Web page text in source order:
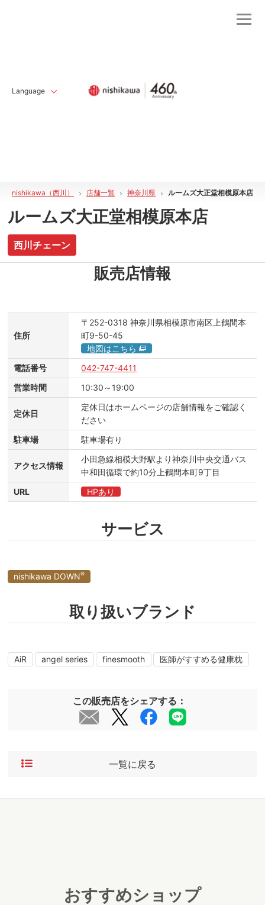
Language
nishikawa（西川） 店舗一覧 神奈川県 ルームズ大正堂相模原本店
ルームズ大正堂相模原本店
西川チェーン
販売店情報
住所
〒252-0318 神奈川県相模原市南区上鶴間本
町9-50-45
地図はこちら
電話番号
042-747-4411
営業時間
10:30～19:00
定休日
定休日はホームページの店舗情報をご確認く
ださい
駐車場
駐車場有り
アクセス情報
小田急線相模大野駅より神奈川中央交通バス
中和田循環で約10分上鶴間本町9丁目
URL
HPあり
サービス
nishikawa DOWN®
取り扱いブランド
AiR angel series finesmooth 医師がすすめる健康枕
この販売店をシェアする：
一覧に戻る
おすすめショップ